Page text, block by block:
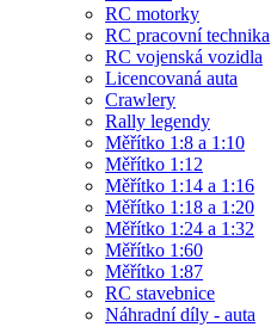
RC motorky
RC pracovní technika
RC vojenská vozidla
Licencovaná auta
Crawlery
Rally legendy
Měřítko 1:8 a 1:10
Měřítko 1:12
Měřítko 1:14 a 1:16
Měřítko 1:18 a 1:20
Měřítko 1:24 a 1:32
Měřítko 1:60
Měřítko 1:87
RC stavebnice
Náhradní díly - auta